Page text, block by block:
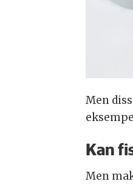
Men
Kan
Men